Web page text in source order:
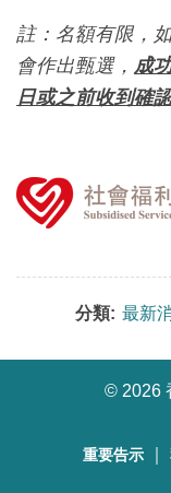
註：名額有限，
會作出甄選， 成
日或之前收到確
分類: 最新
© 2026
重要告示